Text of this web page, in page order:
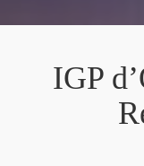
IGP